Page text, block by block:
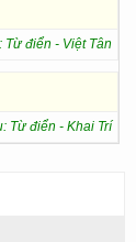
Từ điển - Việt Tân
Từ điển - Khai Trí